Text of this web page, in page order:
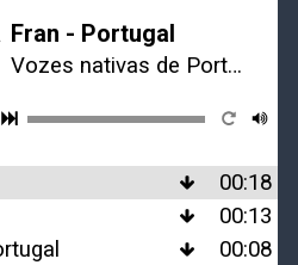
Fran - Portugal
Vozes nativas de Portugal
00:18
00:13
00:08